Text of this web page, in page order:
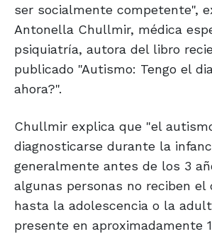
ser socialmente competente",
Antonella Chullmir, médica
psiquiatría, autora del libro
publicado "Autismo: Tengo el
ahora?".
Chullmir explica que "el
diagnosticarse durante la
generalmente antes de los 3
algunas personas no reciben el
hasta la adolescencia o la
presente en aproximadamente